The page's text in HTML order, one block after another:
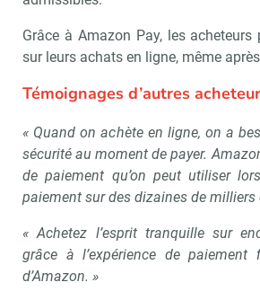
Grâce à Amazon Pay, les acheteurs
sur leurs achats en ligne, même
Témoignages d’autres
« Quand on achète en ligne, on a
sécurité au moment de payer.
de paiement qu’on peut utiliser
paiement sur des dizaines de milliers
« Achetez l’esprit tranquille sur
grâce à l’expérience de paiement
d’Amazon. »
Recevoir
Valider